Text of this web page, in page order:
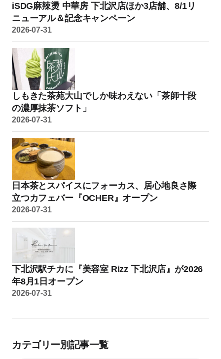
iSDG麻辣燙 中華房 下北沢店ほか3店舗、8/1リ
ニューアル＆記念キャンペーン
2026-07-31
しもきた茶苑大山でしか味わえない「茶師十段
の濃厚抹茶ソフト」
2026-07-31
日本茶とスパイスにフォーカス、居心地良さ際
立つカフェバー『OCHER』オープン
2026-07-31
下北沢駅チカに『美容室 Rizz 下北沢店』が2026
年8月1日オープン
2026-07-31
カテゴリー別記事一覧